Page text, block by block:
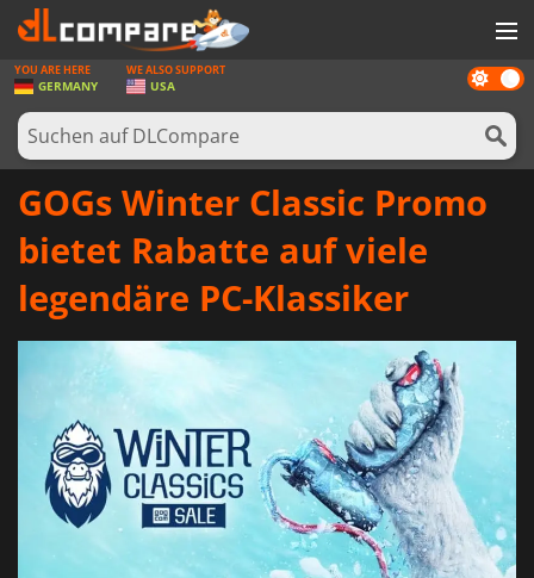
SPIELE
SPIEL KARTEN
SOFTWARE
NACHRICHTEN
ANMELDEN ODER REGISTRIEREN
Dark
mode
YOU ARE HERE
GERMANY
WE ALSO SUPPORT
USA
GOGs Winter Classic Promo
bietet Rabatte auf viele
legendäre PC-Klassiker